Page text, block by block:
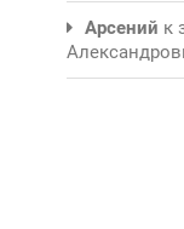
Арсений к